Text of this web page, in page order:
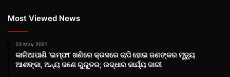
Most Viewed News
23 May 2021
କାଳିଆପାଣି ‘ଇମ୍ଫା’ ଖଣିରେ କ୍ରସରେ ଚାପି ହୋଇ ଜଣଙ୍କର ମୃତ୍ୟୁ
ଆଶଙ୍କା, ଅନ୍ୟ ଜଣେ ଗୁରୁତର; ଉଦ୍ଧାର କାର୍ଯ୍ୟ ଜାରୀ